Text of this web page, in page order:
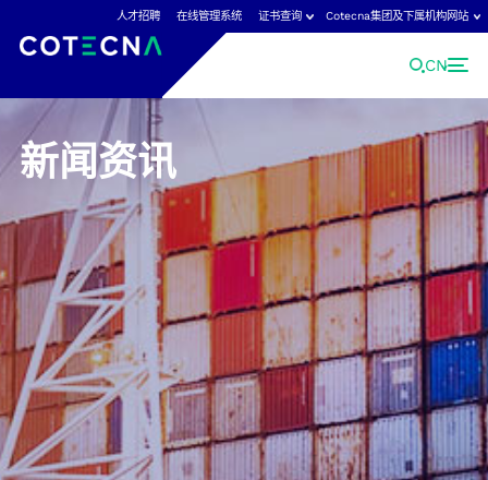
人才招聘 在线管理系统 证书查询 Cotecna集团及下属机构网站
CN
Cotecna集团及下属机构网站
Cotecna是领先的国际检验检测认证机构，
点击查看Cotecna集团全球网站。
Cotecna集团
Cotecna中国
ACT实验室
Agronómica实验室
AGS实验室
Cotecna消费品
Cotecna日本
Cotecna荷兰实验室
Cotecna马来西亚
Cotecna中东
Cotecna尼日利亚
Cotecna泰国
Fitosoil实验室
GeoChem实验室
检创检测
Neotron实验室
Shiva实验室
Suolo e Salute
新闻资讯